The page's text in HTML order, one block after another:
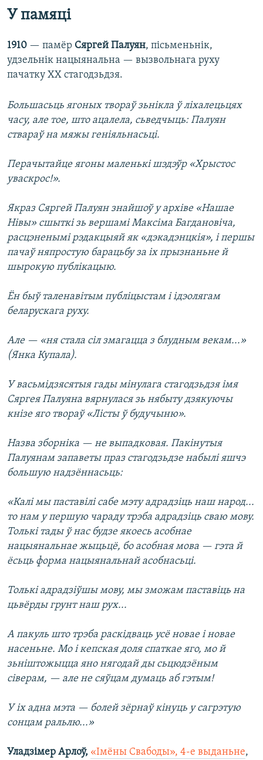
У памяці
1910 — памёр Сяргей Палуян, пісьменьнік,
удзельнік нацыянальна — вызвольнага руху
пачатку ХХ стагодзьдзя.
Большасьць ягоных твораў зьнікла ў ліхалецьцях
часу, але тое, што ацалела, сьведчыць: Палуян
ствараў на мяжы геніяльнасьці.
Перачытайце ягоны маленькі шэдэўр «Хрыстос
уваскрос!».
Якраз Сяргей Палуян знайшоў у архіве «Нашае
Нівы» сшыткі зь вершамі Максіма Багдановіча,
расцэненымі рэдакцыяй як «дэкадэнцкія», і першы
пачаў няпростую барацьбу за іх прызнаньне й
шырокую публікацыю.
Ён быў таленавітым публіцыстам і ідэолягам
беларускага руху.
Але — «ня стала сіл змагацца з блудным векам...»
(Янка Купала).
У васьмідзясятыя гады мінулага стагодзьдзя імя
Сяргея Палуяна вярнулася зь нябыту дзякуючы
кнізе яго твораў «Лісты ў будучыню».
Назва зборніка — не выпадковая. Пакінутыя
Палуянам запаветы праз стагодзьдзе набылі яшчэ
большую надзённасьць:
«Калі мы паставілі сабе мэту адрадзіць наш народ...
то нам у першую чараду трэба адрадзіць сваю мову.
Толькі тады ў нас будзе якоесь асобнае
нацыянальнае жыцьцё, бо асобная мова — гэта й
ёсьць форма нацыянальнай асобнасьці.
Толькі адрадзіўшы мову, мы зможам паставіць на
цьвёрды грунт наш рух...
А пакуль што трэба раскідваць усё новае і новае
насеньне. Мо і кепская доля спаткае яго, мо й
зьніштожыцца яно нягодай ды сьцюдзёным
сіверам, — але не сяўцам думаць аб гэтым!
У іх адна мэта — болей зёрнаў кінуць у сагрэтую
сонцам ральлю...»
Уладзімер Арлоў, «Імёны Свабоды», 4-е выданьне,